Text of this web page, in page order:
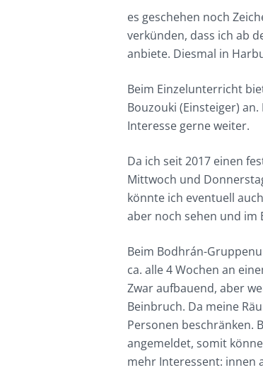
es geschehen noch
verkünden, dass ich ab
anbiete. Diesmal in
Beim Einzelunterricht
Bouzouki (Einsteiger)
Interesse gerne weiter.
Da ich seit 2017 einen
Mittwoch und
könnte ich eventuell
aber noch sehen und im
Beim Bodhrán-
ca. alle 4 Wochen an
Zwar aufbauend, aber
Beinbruch. Da meine
Personen beschränken.
angemeldet, somit
mehr Interessent: innen